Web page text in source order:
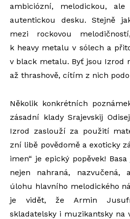
ambiciózní, melodickou,
autentickou desku. Stejně
mezi rockovou
k heavy metalu v sólech a
v black metalu. Byť jsou Izrod
až thrashově, cítím z nich
Několik konkrétních
zásadní klady Srajevskij
Izrod zaslouží za použití
zní libě povědomě a exoticky
imen“ je epický popěvek!
nejen nahraná, nazvučená,
úlohu hlavního melodického
je vidět, že Armin
skladatelsky i muzikantsky na